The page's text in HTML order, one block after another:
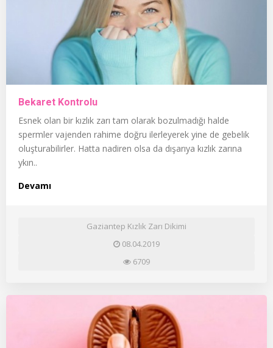
Bekaret Kontrolu
Esnek olan bir kızlık zarı tam olarak bozulmadığı halde
spermler vajenden rahime doğru ilerleyerek yine de gebelik
oluşturabilirler. Hatta nadiren olsa da dışarıya kızlık zarına
ykın..
Devamı
Gaziantep Kızlık Zarı Dikimi
08.04.2019
6709